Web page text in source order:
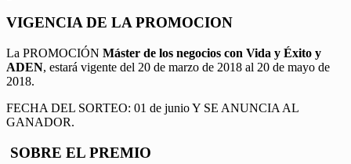
VIGENCIA DE LA PROMOCION
La PROMOCIÓN Máster de los negocios con Vida y Éxito y
ADEN, estará vigente del 20 de marzo de 2018 al 20 de mayo de
2018.
FECHA DEL SORTEO: 01 de junio Y SE ANUNCIA AL
GANADOR.
SOBRE EL PREMIO